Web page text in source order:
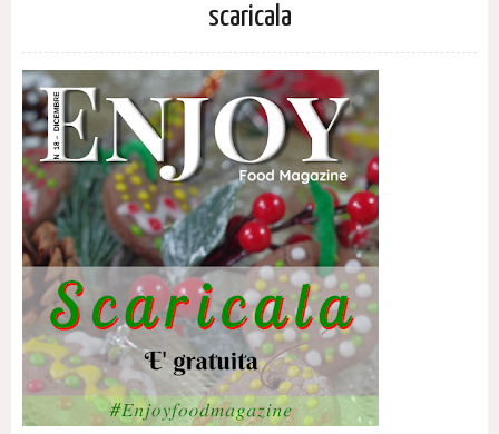
scaricala